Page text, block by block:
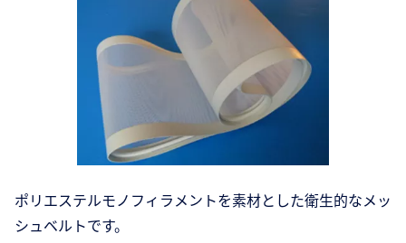
ポリエステルモノフィラメントを素材とした衛生的なメッ
シュベルトです。